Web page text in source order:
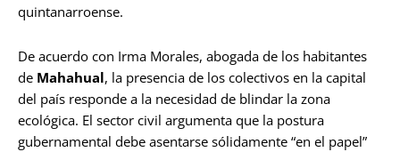
quintanarroense.
De acuerdo con Irma Morales, abogada de los habitantes
de Mahahual, la presencia de los colectivos en la capital
del país responde a la necesidad de blindar la zona
ecológica. El sector civil argumenta que la postura
gubernamental debe asentarse sólidamente “en el papel”